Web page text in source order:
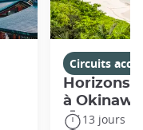
Circuits
Horizons
à Okinawa
13 jours